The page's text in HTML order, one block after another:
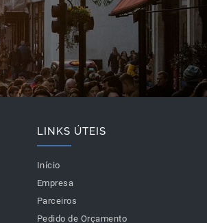
LINKS ÚTEIS
Início
Empresa
Parceiros
Pedido de Orçamento